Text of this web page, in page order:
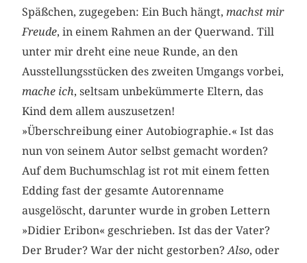
Späßchen, zugegeben: Ein Buch hängt,machst mir
Freude, in einem Rahmen an der Querwand. Till
unter mir dreht eine neue Runde, an den
Ausstellungsstücken des zweiten Umgangs vorbei,
mache ich, seltsam unbekümmerte Eltern, das
Kind dem allem auszusetzen!
»Überschreibung einer Autobiographie.« Ist das
nun von seinem Autor selbst gemacht worden?
Auf dem Buchumschlag ist rot mit einem fetten
Edding fast der gesamte Autorenname
ausgelöscht, darunter wurde in groben Lettern
»Didier Eribon« geschrieben. Ist das der Vater?
Der Bruder? War der nicht gestorben?Also, oder